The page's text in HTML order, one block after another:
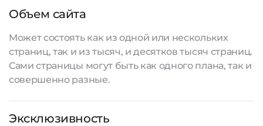
Объем сайта
Может состоять как из одной или нескольких
страниц, так и из тысяч, и десятков тысяч страниц.
Сами страницы могут быть как одного плана, так и
совершенно разные.
Эксклюзивность